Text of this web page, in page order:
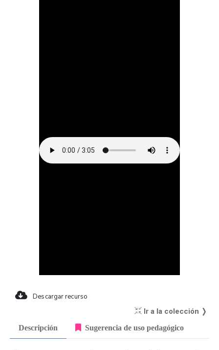
Descargar recurso
Ir a la colección ❭
Descripción Sugerencia de uso pedagógico